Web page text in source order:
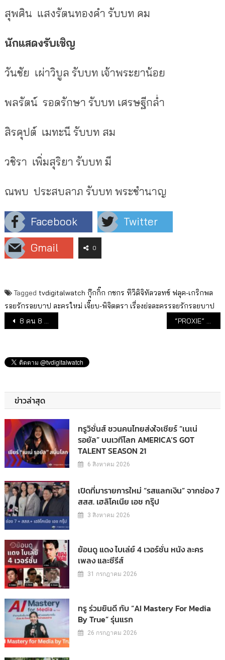
สุพศิน แสงรัตนทองคำ รับบท คม
นักแสดงรับเชิญ
วันชัย เผ่าวิบูล รับบท เจ้าพระยาน้อย
พลรัตน์ รอดรักษา รับบท เศรษฐีกล่ำ
สิรคุปต์ เมทะนี รับบท สม
วชิรา เพิ่มสุริยา รับบท มี
ณพบ ประสบลาภ รับบท พระชำนาญ
Facebook
Twitter
Gmail
0
Tagged tvdigitalwatch กุ๊กกิ๊ก กชกร ทีวีดิจิทัลวอทช์ ฟลุค-เกริกพล
รอยรักรอยบาป ละครใหม่ เจี๊ยบ-พิจิตตรา เรื่องย่อละครรอยรักรอยบาป
แนะแนวเรื่อง
8 คน 8 เรื่องราวธรรมดา ที่มีความพิเศษของพลังใจ “PROXIE” เผยเตรียมโชว์พิเศษแฟนมีตแน่น
ข่าวล่าสุด
ทรูวิชั่นส์ ชวนคนไทยส่งใจเชียร์ “เนเน่
รอยัล” บนเวทีโลก AMERICA’S GOT
TALENT SEASON 21
6 สิงหาคม 2026
เปิดที่มารายการใหม่ “รสแลกเงิน” จากช่อง 7
สสส. เฮลิโคเนีย เอช กรุ๊ป
3 สิงหาคม 2026
ย้อนดู แดง ไบเล่ย์ 4 เวอร์ชั่น หนัง ละคร
เพลง และซีรีส์
31 กรกฎาคม 2026
ทรู ร่วมยินดี กับ “AI Mastery For Media
By True” รุ่นแรก
26 กรกฎาคม 2026